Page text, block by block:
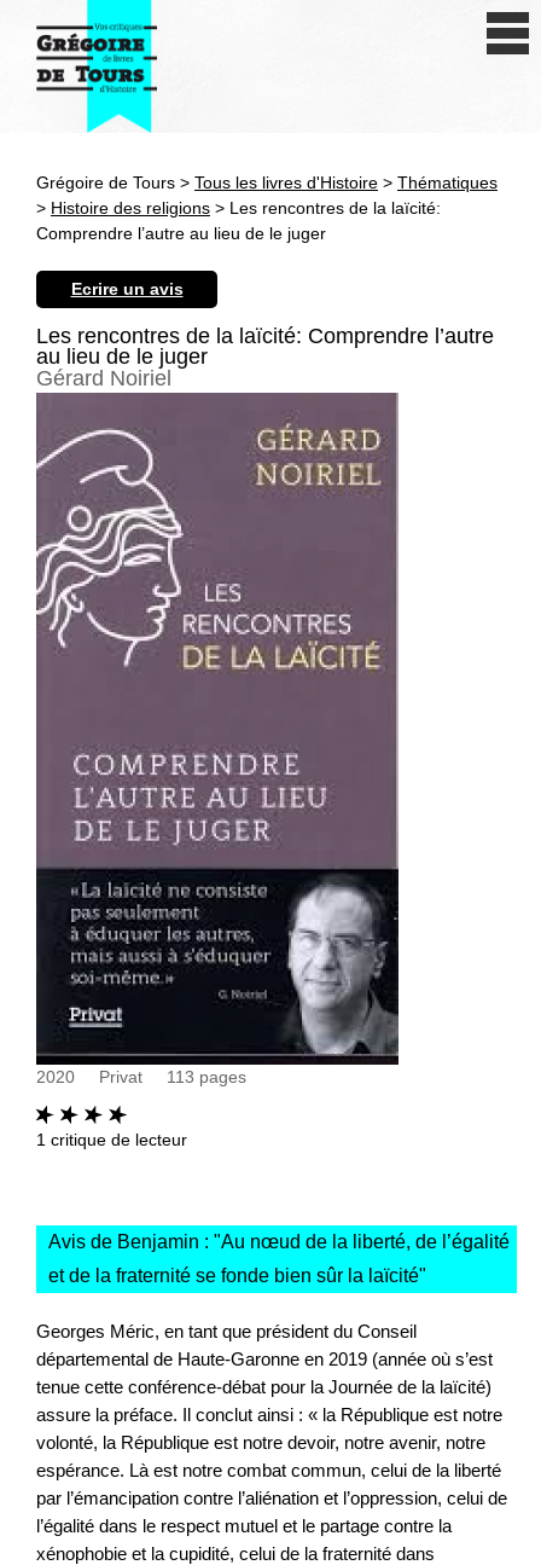
Antiquité
XXe siècle
Autres civilisations
Grégoire de Tours > Tous les livres d'Histoire > Thématiques
> Histoire des religions > Les rencontres de la laïcité:
Comprendre l’autre au lieu de le juger
Ecrire un avis
Les rencontres de la laïcité: Comprendre l’autre
au lieu de le juger
Gérard Noiriel
2020 Privat 113 pages
1 critique de lecteur
Avis de Benjamin : "Au nœud de la liberté, de l’égalité
et de la fraternité se fonde bien sûr la laïcité"
Georges Méric, en tant que président du Conseil
départemental de Haute-Garonne en 2019 (année où s’est
tenue cette conférence-débat pour la Journée de la laïcité)
assure la préface. Il conclut ainsi : « la République est notre
volonté, la République est notre devoir, notre avenir, notre
espérance. Là est notre combat commun, celui de la liberté
par l’émancipation contre l’aliénation et l’oppression, celui de
l’égalité dans le respect mutuel et le partage contre la
xénophobie et la cupidité, celui de la fraternité dans